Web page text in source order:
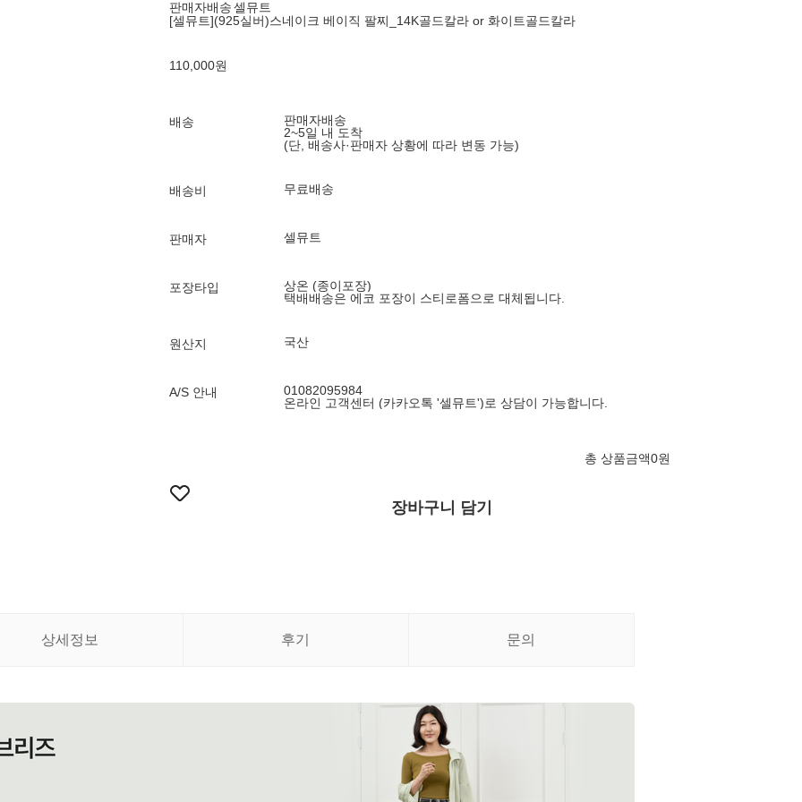
판매자배송셀뮤트
[셀뮤트](925실버)스네이크 베이직 팔찌_14K골드칼라 or 화이트골드칼라
110,000원
배송
판매자배송
2~5일 내 도착
(단, 배송사·판매자 상황에 따라 변동 가능)
배송비 무료배송
판매자 셀뮤트
포장타입
상온 (종이포장)
택배배송은 에코 포장이 스티로폼으로 대체됩니다.
원산지 국산
A/S 안내
01082095984
온라인 고객센터 (카카오톡 '셀뮤트')로 상담이 가능합니다.
총 상품금액0원
장바구니 담기
상세정보 후기 문의